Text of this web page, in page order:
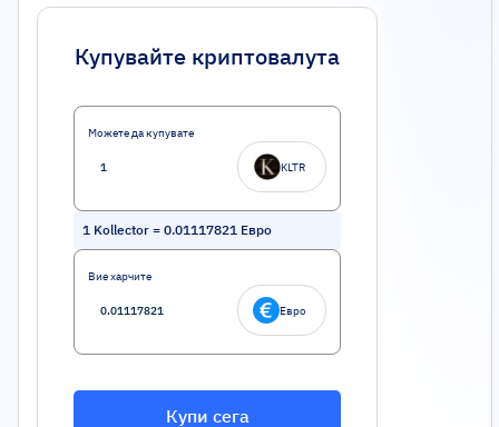
Купувайте криптовалута
Можете да купувате
KLTR
1 Kollector = 0.01117821 Евро
Вие харчите
Евро
Купи сега